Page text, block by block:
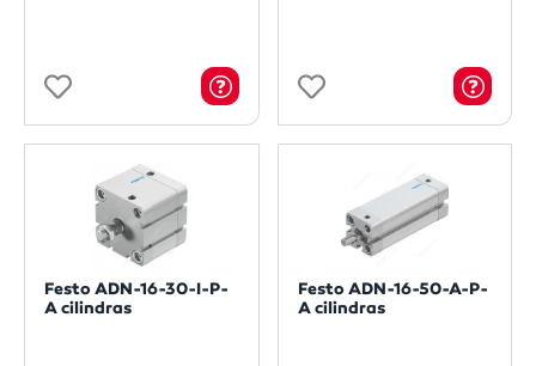
Festo ADN-16-30-I-P-
A cilindras
Festo ADN-16-50-A-P-
A cilindras